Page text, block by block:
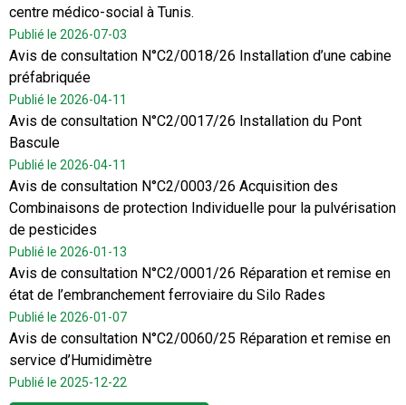
centre médico-social à Tunis.
Publié le 2026-07-03
Avis de consultation N°C2/0018/26 Installation d’une cabine
préfabriquée
Publié le 2026-04-11
Avis de consultation N°C2/0017/26 Installation du Pont
Bascule
Publié le 2026-04-11
Avis de consultation N°C2/0003/26 Acquisition des
Combinaisons de protection Individuelle pour la pulvérisation
de pesticides
Publié le 2026-01-13
Avis de consultation N°C2/0001/26 Réparation et remise en
état de l’embranchement ferroviaire du Silo Rades
Publié le 2026-01-07
Avis de consultation N°C2/0060/25 Réparation et remise en
service d’Humidimètre
Publié le 2025-12-22